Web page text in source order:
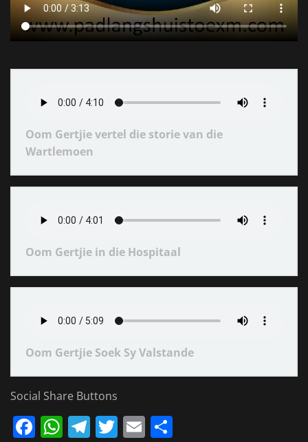
Oom Gertjie vertel die storie van die
Wartlemoen
Oom Gertjie in die Hospitaal
Oom Gertjie Soek Sy Valstande
Social Share Buttons
Facebook
WhatsApp
Telegram
Twitter
Email